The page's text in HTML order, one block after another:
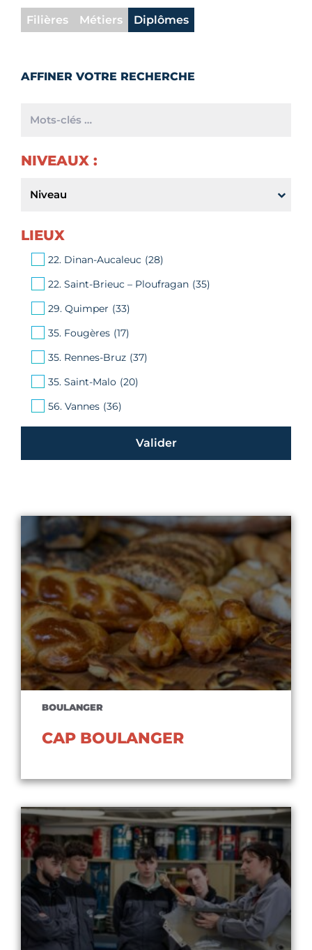
Filières Métiers Diplômes
NIVEAUX :
LIEUX
22. Dinan-Aucaleuc (28)
22. Saint-Brieuc – Ploufragan (35)
29. Quimper (33)
35. Fougères (17)
35. Rennes-Bruz (37)
35. Saint-Malo (20)
56. Vannes (36)
BOULANGER
CAP BOULANGER
Voir le diplôme
Voir le diplôme